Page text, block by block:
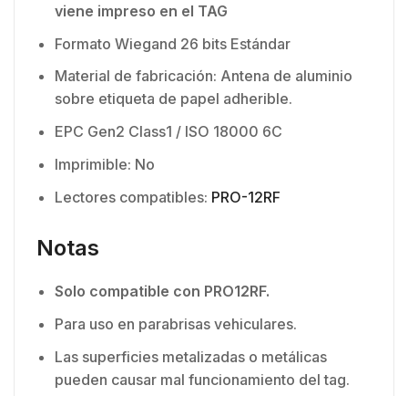
viene impreso en el TAG
Formato Wiegand 26 bits Estándar
Material de fabricación: Antena de aluminio
sobre etiqueta de papel adherible.
EPC Gen2 Class1 / ISO 18000 6C
Imprimible: No
Lectores compatibles: PRO-12RF
Notas
Solo compatible con PRO12RF.
Para uso en parabrisas vehiculares.
Las superficies metalizadas o metálicas
pueden causar mal funcionamiento del tag.